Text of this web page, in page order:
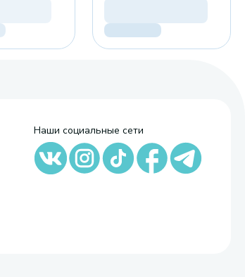
Наши социальные сети